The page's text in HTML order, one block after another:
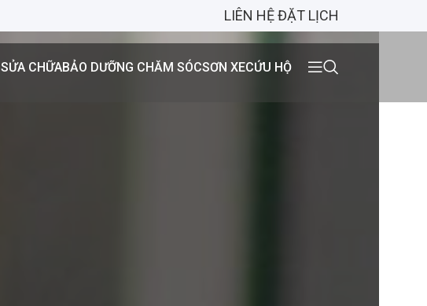
LIÊN HỆ ĐẶT LỊCH
SỬA CHỮABẢO DƯỠNG CHĂM SÓCSƠN XECỨU HỘ